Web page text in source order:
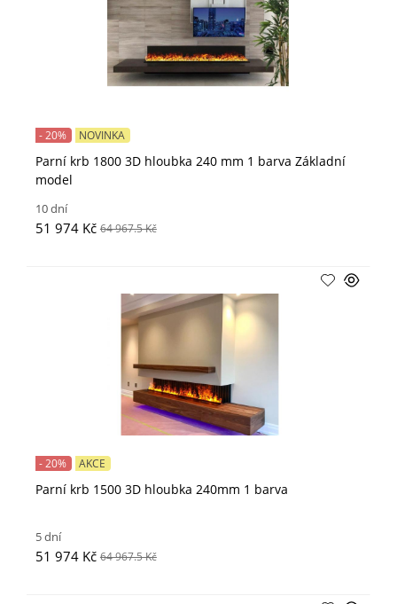
Parní krb 1800 3D hloubka 240 mm 1 barva Základní
model
- 20% NOVINKA
10 dní
51 974 Kč 64 967.5 Kč
Parní krb 1500 3D hloubka 240mm 1 barva
- 20% AKCE
5 dní
51 974 Kč 64 967.5 Kč